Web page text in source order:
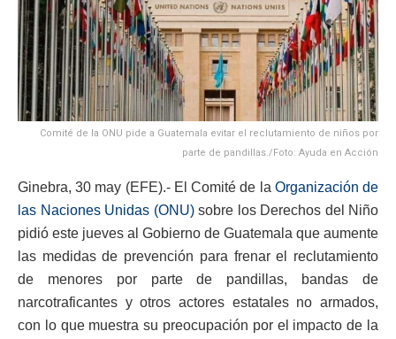
Comité de la ONU pide a Guatemala evitar el reclutamiento de niños por
parte de pandillas./Foto: Ayuda en Acción
Ginebra, 30 may (EFE).- El Comité de la Organización de
las Naciones Unidas (ONU)sobre los Derechos del Niño
pidió este jueves al Gobierno de Guatemala que aumente
las medidas de prevención para frenar el reclutamiento
de menores por parte de pandillas, bandas de
narcotraficantes y otros actores estatales no armados,
con lo que muestra su preocupación por el impacto de la